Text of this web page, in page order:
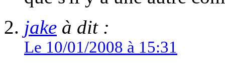
jake à dit :
Le 10/01/2008 à 15:31